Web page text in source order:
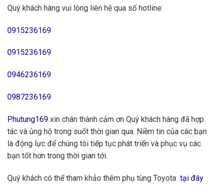
Quý khách hàng vui lòng liên hệ qua số hotline:
0915236169
0915236169
0946236169
0987236169
Phutung169 xin chân thành cảm ơn Quý khách hàng đã hợp
tác và ủng hộ trong suốt thời gian qua. Niềm tin của các bạn
là động lực để chúng tôi tiếp tục phát triển và phục vụ các
bạn tốt hơn trong thời gian tới.
Quý khách có thể tham khảo thêm phụ tùng Toyota tại đây